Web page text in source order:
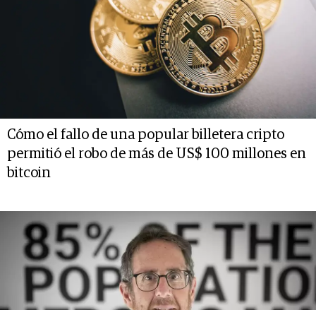
Cómo el fallo de una popular billetera cripto
permitió el robo de más de US$ 100 millones en
bitcoin